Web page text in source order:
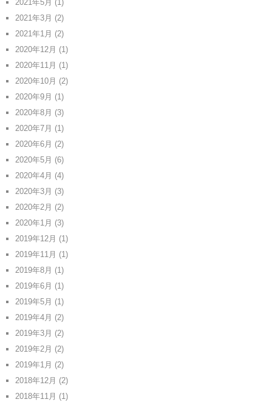
2021年5月 (1)
2021年3月 (2)
2021年1月 (2)
2020年12月 (1)
2020年11月 (1)
2020年10月 (2)
2020年9月 (1)
2020年8月 (3)
2020年7月 (1)
2020年6月 (2)
2020年5月 (6)
2020年4月 (4)
2020年3月 (3)
2020年2月 (2)
2020年1月 (3)
2019年12月 (1)
2019年11月 (1)
2019年8月 (1)
2019年6月 (1)
2019年5月 (1)
2019年4月 (2)
2019年3月 (2)
2019年2月 (2)
2019年1月 (2)
2018年12月 (2)
2018年11月 (1)